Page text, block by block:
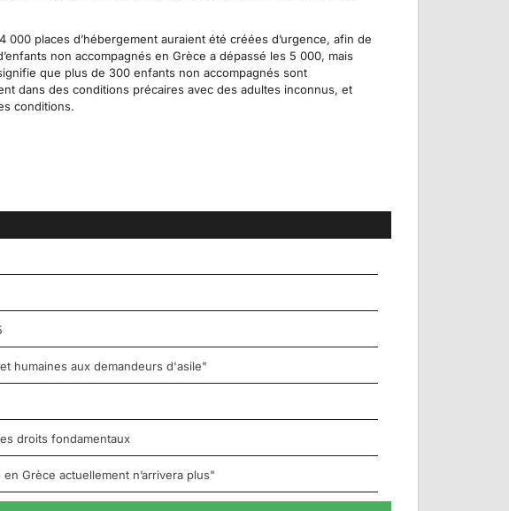
places d’hébergement auraient été créées d’urgence, afin de
non accompagnés en Grèce a dépassé les 5 000, mais
que plus de 300 enfants non accompagnés sont
dans des conditions précaires avec des adultes inconnus, et
conditions.
humaines aux demandeurs d'asile"
droits fondamentaux
Grèce actuellement n’arrivera plus"